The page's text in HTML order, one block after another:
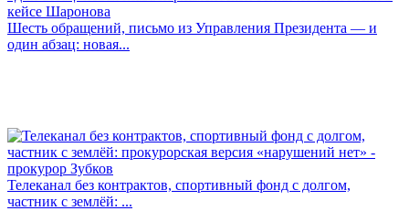
Шесть обращений, письмо из Управления Президента — и
один абзац: новая...
Телеканал без контрактов, спортивный фонд с долгом,
частник с землёй: ...